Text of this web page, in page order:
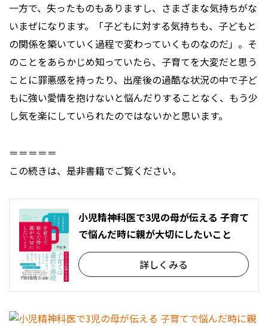
一方で、失ったものもありますし、さまざまな気持ちがな
いまぜになります。「子どもに対する気持ちも、子どもと
の関係を築いていく過程で変わっていくものなのだ」。そ
のことをあらかじめ知っていたら、子育てを大変だと思う
ことに罪悪感を持ったり、出産後の過酷な状況の中で子ど
もに強い愛情を抱けないと悩んだりすることなく、もう少
し気を楽にしていられたのではないかと思います。
＝＝＝＝＝
この続きは、是非書籍でご覧ください。
小児精神科医で3児の母が伝える 子育て
で悩んだ時に親が大切にしたいこと
詳しくみる